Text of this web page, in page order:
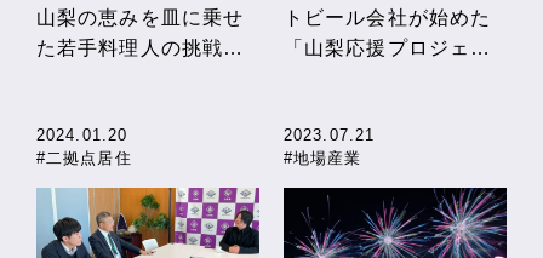
山梨の恵みを皿に乗せ
た若手料理人の挑戦
トビール会社が始めた
「山梨応援プロジェク
発信
2024.01.20
#二拠点居住
2023.07.21
#地場産業